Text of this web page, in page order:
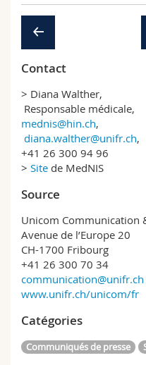
Contact
> Diana Walther,
Responsable médicale,
mednis@hin.ch,
diana.walther@unifr.ch,
+41 26 300 94 96
> Site de MedNIS
Source
Unicom Communication
Avenue de l’Europe 20
CH-1700 Fribourg
+41 26 300 70 34
communication@unifr.ch
www.unifr.ch/unicom/fr
Catégories
Communiqués de presse